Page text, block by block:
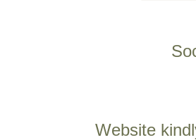
Website